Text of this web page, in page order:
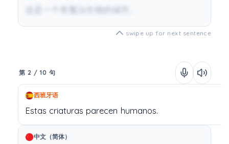
这是一个有魔法生物的城市。
swipe up for next sentence
第 2 / 10 句
西班牙语
Estas criaturas parecen humanos.
中文（简体）